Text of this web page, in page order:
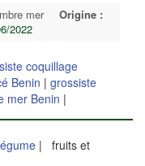
mer
Origine :
2022
coquillage
Benin | grossiste
mer Benin |
| fruits et